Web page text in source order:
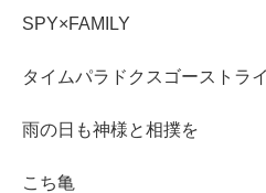
SPY×FAMILY
タイムパラドクスゴーストラ
雨の日も神様と相撲を
こち亀